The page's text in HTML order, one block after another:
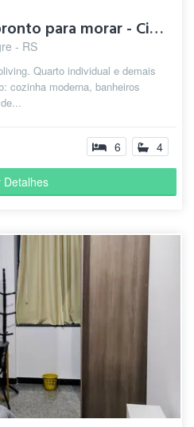
Quarto mobiliado pronto para morar - Cidade Baixa
- RS
Quarto individual e demais
cozinha moderna, banheiros
6 4
Detalhes